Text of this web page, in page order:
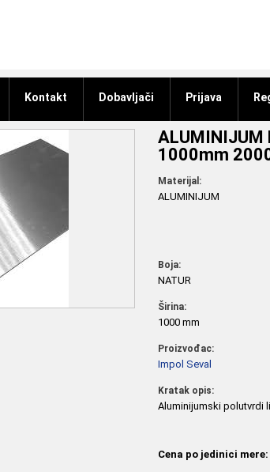
Kontakt Dobavljači Prijava
ALUMINIJUM
1000mm
Materijal:
ALUMINIJUM
Boja:
NATUR
Širina:
1000 mm
Proizvođac:
Impol Seval
Kratak opis:
Aluminijumski polutvrdi
Cena po jedinici mere: